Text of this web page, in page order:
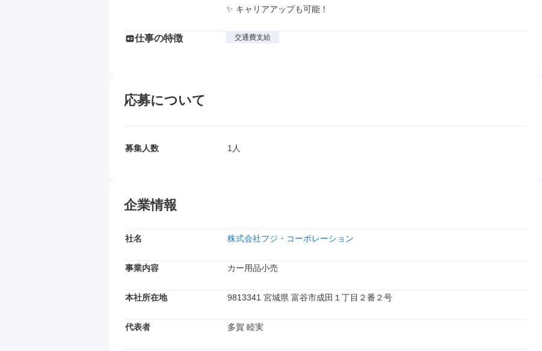
✨ キャリアアップも可能！
仕事の特徴 交通費支給
応募について
募集人数 1人
企業情報
社名 株式会社フジ・コーポレーション
事業内容 カー用品小売
本社所在地 9813341 宮城県 富谷市成田１丁目２番２号
代表者 多賀 睦実